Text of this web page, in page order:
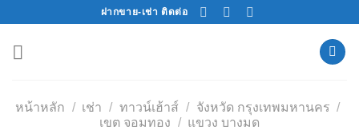
content
ฝากขาย-เช่า ติดต่อ
หน้าหลัก / เช่า / ทาวน์เฮ้าส์ / จังหวัด กรุงเทพมหานคร /
เขต จอมทอง / แขวง บางมด